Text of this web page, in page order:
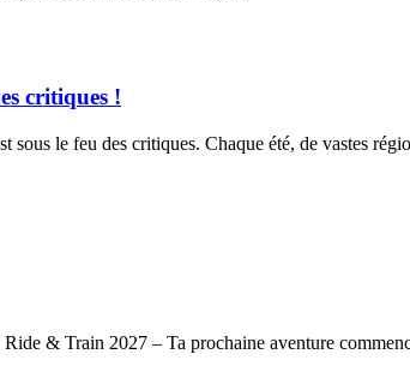
critiques !
sous le feu des critiques. Chaque été, de vastes
& Train 2027 – Ta prochaine aventure